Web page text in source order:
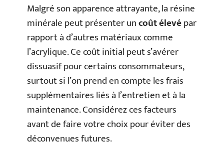
Malgré son apparence attrayante, la résine
minérale peut présenter uncoût élevépar
rapport à d’autres matériaux comme
l’acrylique. Ce coût initial peut s’avérer
dissuasif pour certains consommateurs,
surtout si l’on prend en compte les frais
supplémentaires liés à l’entretien et à la
maintenance. Considérez ces facteurs
avant de faire votre choix pour éviter des
déconvenues futures.